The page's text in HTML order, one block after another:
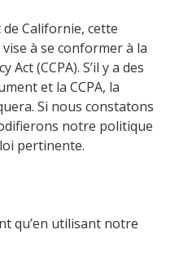
de Californie, cette
à se conformer à la
(CCPA). S’il y a des
et la CCPA, la
Si nous constatons
notre politique
pertinente.
qu’en utilisant notre